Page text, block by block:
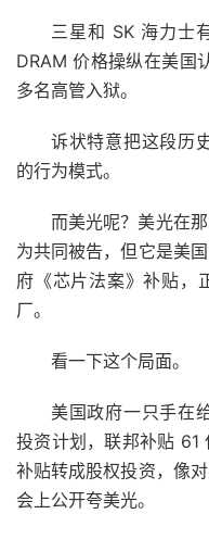
三星和 SK 海力士
DRAM 价格操纵在美国
多名高管入狱。
诉状特意把这段历
的行为模式。
而美光呢？美光在
为共同被告，但它是美
府《芯片法案》补贴，
厂。
看一下这个局面。
美国政府一只手在
投资计划，联邦补贴 61
补贴转成股权投资，像
会上公开夸美光。